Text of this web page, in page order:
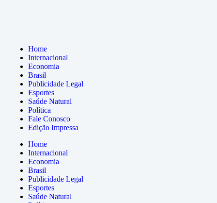
Home
Internacional
Economia
Brasil
Publicidade Legal
Esportes
Saúde Natural
Política
Fale Conosco
Edição Impressa
Home
Internacional
Economia
Brasil
Publicidade Legal
Esportes
Saúde Natural